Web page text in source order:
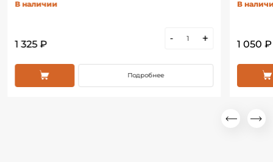
В наличии
1 325 ₽
- +
Подробнее
В
1 050 ₽